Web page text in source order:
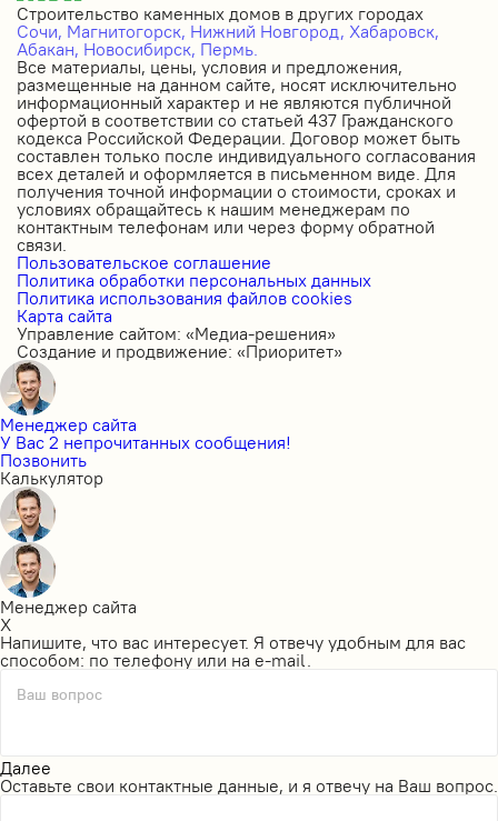
Строительство каменных домов в других городах
Сочи, Магнитогорск, Нижний Новгород, Хабаровск,
Абакан, Новосибирск, Пермь.
Все материалы, цены, условия и предложения,
размещенные на данном сайте, носят исключительно
информационный характер и не являются публичной
офертой в соответствии со статьей 437 Гражданского
кодекса Российской Федерации. Договор может быть
составлен только после индивидуального согласования
всех деталей и оформляется в письменном виде. Для
получения точной информации о стоимости, сроках и
условиях обращайтесь к нашим менеджерам по
контактным телефонам или через форму обратной
связи.
Пользовательское соглашение
Политика обработки персональных данных
Политика использования файлов cookies
Карта сайта
Управление сайтом: «Медиа-решения»
Создание и продвижение: «Приоритет»
Менеджер сайта
У Вас 2 непрочитанных сообщения!
Позвонить
Калькулятор
Менеджер сайта
X
Напишите, что вас интересует. Я отвечу удобным для вас
способом: по телефону или на e-mail.
Ваш вопрос
Далее
Оставьте свои контактные данные, и я отвечу на Ваш вопрос.